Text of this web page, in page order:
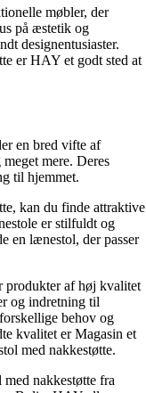
møbler, der
på æstetik og
designentusiaster.
er HAY et godt sted at
en bred vifte af
mere. Deres
til hjemmet.
kan du finde attraktive
er stilfuldt og
en lænestol, der passer
produkter af høj kvalitet
og indretning til
behov og
kvalitet er Magasin et
med nakkestøtte.
nakkestøtte fra